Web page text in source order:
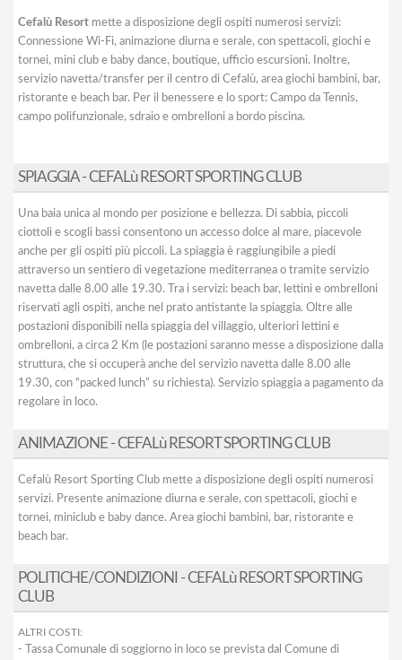
Cefalù Resort mette a disposizione degli ospiti numerosi servizi:
Connessione Wi-Fi, animazione diurna e serale, con spettacoli, giochi e
tornei, mini club e baby dance, boutique, ufficio escursioni. Inoltre,
servizio navetta/transfer per il centro di Cefalù, area giochi bambini, bar,
ristorante e beach bar. Per il benessere e lo sport: Campo da Tennis,
campo polifunzionale, sdraio e ombrelloni a bordo piscina.
SPIAGGIA - CEFALù RESORT SPORTING CLUB
Una baia unica al mondo per posizione e bellezza. Di sabbia, piccoli
ciottoli e scogli bassi consentono un accesso dolce al mare, piacevole
anche per gli ospiti più piccoli. La spiaggia è raggiungibile a piedi
attraverso un sentiero di vegetazione mediterranea o tramite servizio
navetta dalle 8.00 alle 19.30. Tra i servizi: beach bar, lettini e ombrelloni
riservati agli ospiti, anche nel prato antistante la spiaggia. Oltre alle
postazioni disponibili nella spiaggia del villaggio, ulteriori lettini e
ombrelloni, a circa 2 Km (le postazioni saranno messe a disposizione dalla
struttura, che si occuperà anche del servizio navetta dalle 8.00 alle
19.30, con “packed lunch” su richiesta). Servizio spiaggia a pagamento da
regolare in loco.
ANIMAZIONE - CEFALù RESORT SPORTING CLUB
Cefalù Resort Sporting Club mette a disposizione degli ospiti numerosi
servizi. Presente animazione diurna e serale, con spettacoli, giochi e
tornei, miniclub e baby dance. Area giochi bambini, bar, ristorante e
beach bar.
POLITICHE/CONDIZIONI - CEFALù RESORT SPORTING
CLUB
ALTRI COSTI:
- Tassa Comunale di soggiorno in loco se prevista dal Comune di